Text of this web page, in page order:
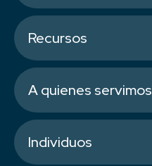
Recursos
A quienes servimos
Individuos